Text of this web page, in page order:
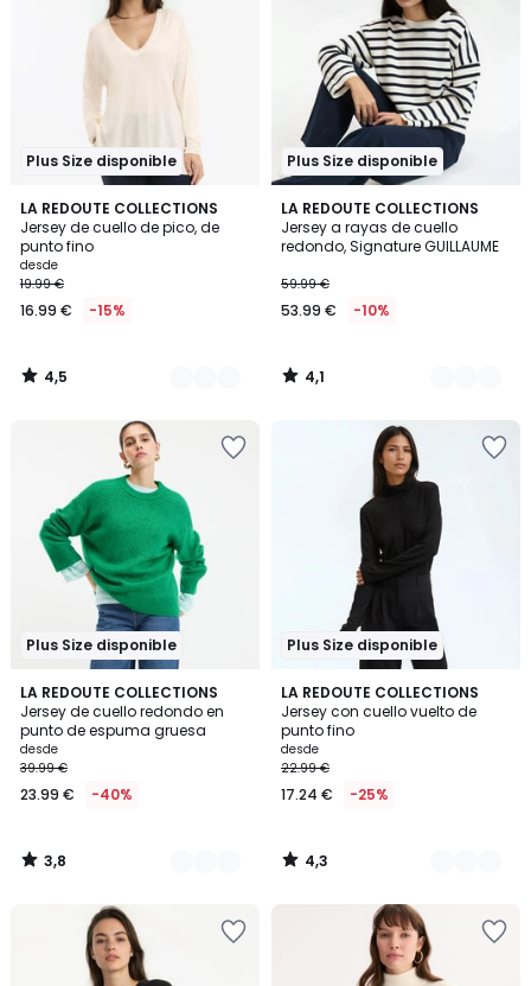
Plus Size disponible
LA REDOUTE COLLECTIONS
Jersey de cuello de pico, de
punto fino
desde
19.99 €
16.99 € -15%
4,5
/ 5
4
Colores
4,5
/
Plus Size disponible
LA REDOUTE COLLECTIONS
Jersey a rayas de cuello
redondo, Signature GUILLAUME
59.99 €
53.99 € -10%
4,1
/ 5
2
Colores
4,1
/
Plus Size disponible
LA REDOUTE COLLECTIONS
Jersey de cuello redondo en
punto de espuma gruesa
desde
39.99 €
23.99 € -40%
3,8
/ 5
3
Colores
3,8
/
Plus Size disponible
LA REDOUTE COLLECTIONS
Jersey con cuello vuelto de
punto fino
desde
22.99 €
17.24 € -25%
4,3
/ 5
2
Colores
4,3
/